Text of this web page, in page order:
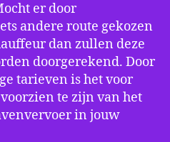
er door
andere route gekozen
dan zullen deze
doorgerekend. Door
tarieven is het voor
te zijn van het
in jouw